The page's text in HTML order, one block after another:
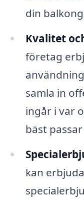
din
Kvalitet
företag
samla in
ingår i var
bäst
kan